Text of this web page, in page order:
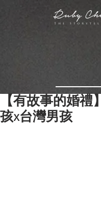
【有故事的婚禮
孩x台灣男孩